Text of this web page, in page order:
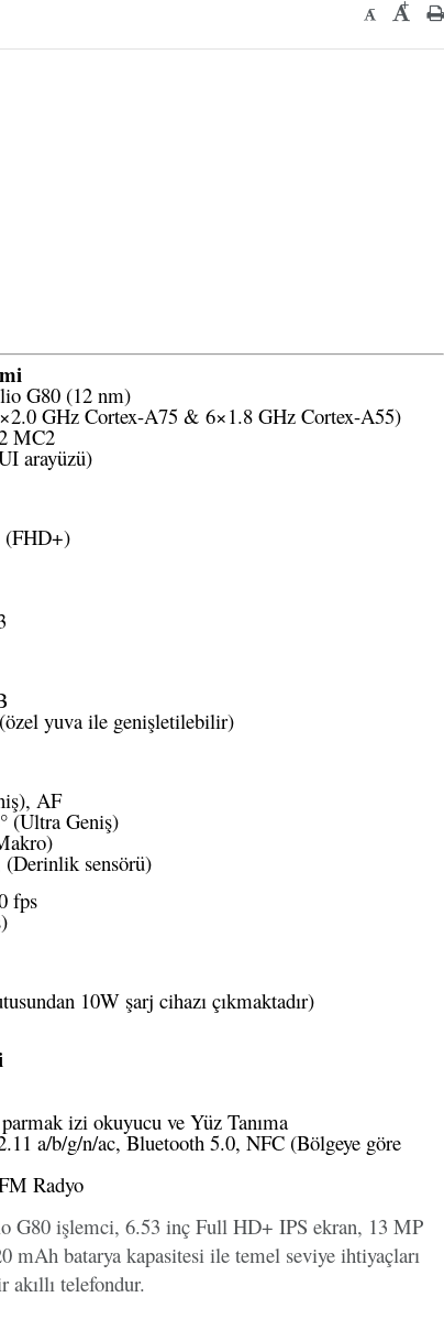
- +
G80 (12 nm)
GHz Cortex-A75 & 6×1.8 GHz Cortex-A55)
MC2
arayüzü)
(FHD+)
yuva ile genişletilebilir)
AF
(Ultra Geniş)
sensörü)
fps
10W şarj cihazı çıkmaktadır)
izi okuyucu ve Yüz Tanıma
a/b/g/n/ac, Bluetooth 5.0, NFC (Bölgeye göre
Radyo
G80 işlemci, 6.53 inç Full HD+ IPS ekran, 13 MP
mAh batarya kapasitesi ile temel seviye ihtiyaçları
akıllı telefondur.